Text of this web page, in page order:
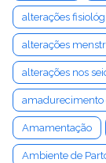
alterações
alterações
alterações nos
amadurecimento
Amamentação
Ambiente de